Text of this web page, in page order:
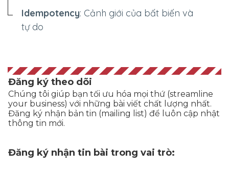
Idempotency: Cảnh giới của bất biến và
tự do
Đăng ký theo dõi
Chúng tôi giúp bạn tối ưu hóa mọi thứ (streamline
your business) với những bài viết chất lượng nhất.
Đăng ký nhận bản tin (mailing list) để luôn cập nhật
thông tin mới.
Đăng ký nhận tin bài trong vai trò: